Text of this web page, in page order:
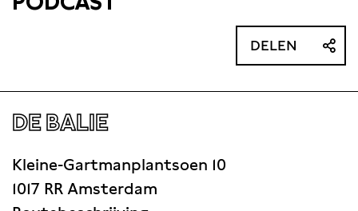
DELEN
DE BALIE
Kleine-Gartmanplantsoen 10
1017 RR Amsterdam